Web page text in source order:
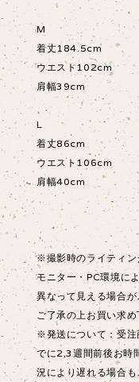
M
着丈184.5cm
ウエスト102cm
肩幅39cm
L
着丈86cm
ウエスト106cm
肩幅40cm
※撮影時のライティン
モニター・PC環境に
異なって見える場合が
ご了承の上お買い求め
※発送について：受注
でに2,3週間前後お時
況により遅れる場合